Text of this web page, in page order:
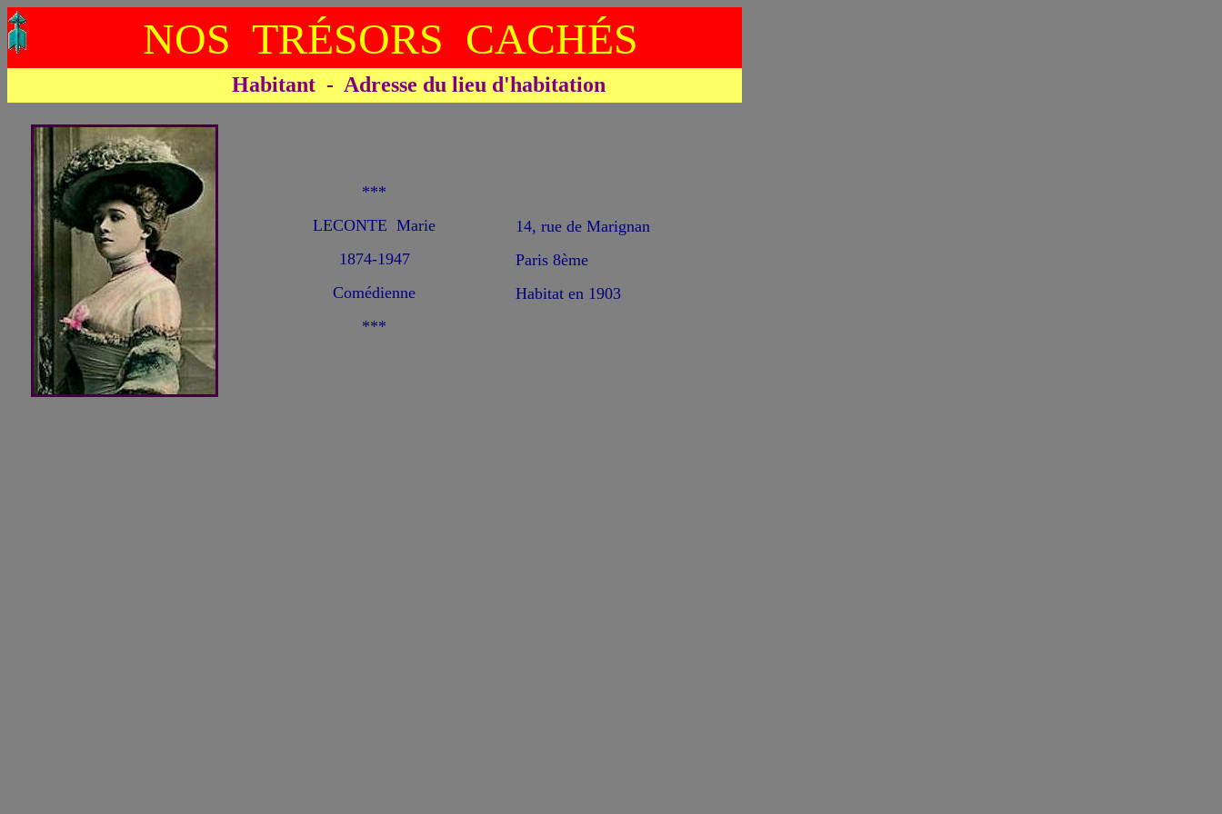
NOS TRÉSORS CACHÉS
Habitant - Adresse du lieu d'habitation
***
LECONTE Marie
1874-1947
Comédienne
***
14, rue de Marignan
Paris 8ème
Habitat en 1903